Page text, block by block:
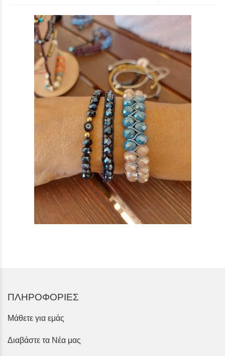
ΠΛΗΡΟΦΟΡΙΕΣ
Μάθετε για εμάς
Διαβάστε τα Νέα μας